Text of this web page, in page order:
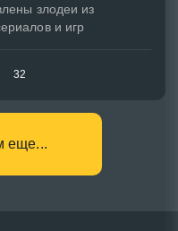
злодеи из
и игр
32
еще...